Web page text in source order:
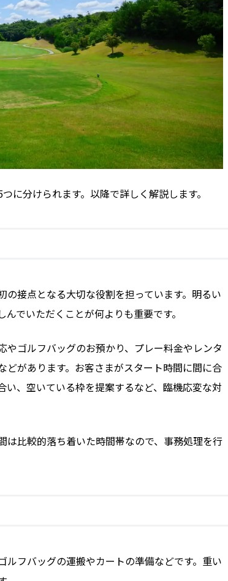
に分けられます。以降で詳しく解説します。
接点となる大切な役割を担っています。明るい
でいただくことが何よりも重要です。
ゴルフバッグのお預かり、プレー料金やレンタ
があります。お客さまがスタート時間に間に合
、空いている枠を提案するなど、臨機応変な対
比較的落ち着いた時間帯なので、事務処理を行
フバッグの運搬やカートの準備などです。重い